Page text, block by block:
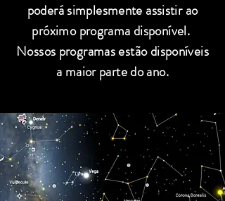
poderá simplesmente assistir ao
próximo programa disponível.
Nossos programas estão disponíveis
a maior parte do ano.